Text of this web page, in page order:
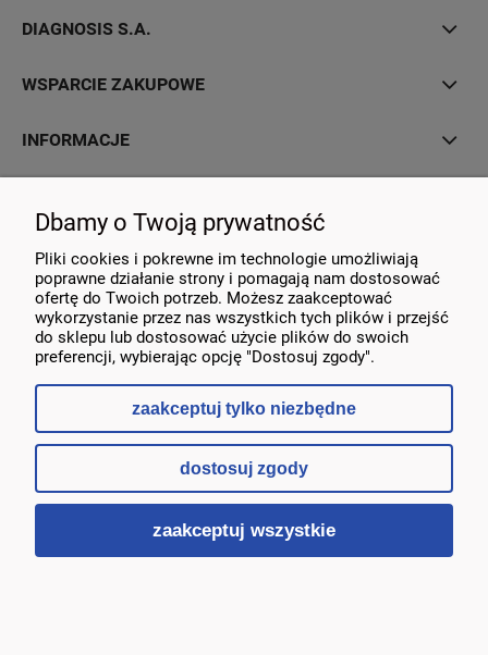
DIAGNOSIS S.A.
WSPARCIE ZAKUPOWE
INFORMACJE
KONTAKT
pokaż pełną wersję strony
Sklep internetowy Shoper.pl
Dbamy o Twoją prywatność
Pliki cookies i pokrewne im technologie umożliwiają
poprawne działanie strony i pomagają nam dostosować
ofertę do Twoich potrzeb. Możesz zaakceptować
wykorzystanie przez nas wszystkich tych plików i przejść
do sklepu lub dostosować użycie plików do swoich
preferencji, wybierając opcję "Dostosuj zgody".
zaakceptuj tylko niezbędne
dostosuj zgody
zaakceptuj wszystkie